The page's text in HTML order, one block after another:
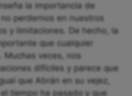
la importancia de
perdernos en nuestros
y limitaciones. De hecho, la
que cualquier
Muchas veces, nos
difíciles y parece que
que Abrán en su vejez,
tiempo ha pasado y que